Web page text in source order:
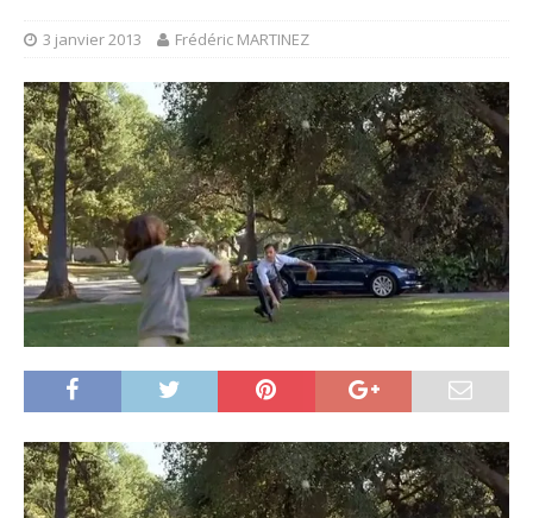
3 janvier 2013 Frédéric MARTINEZ